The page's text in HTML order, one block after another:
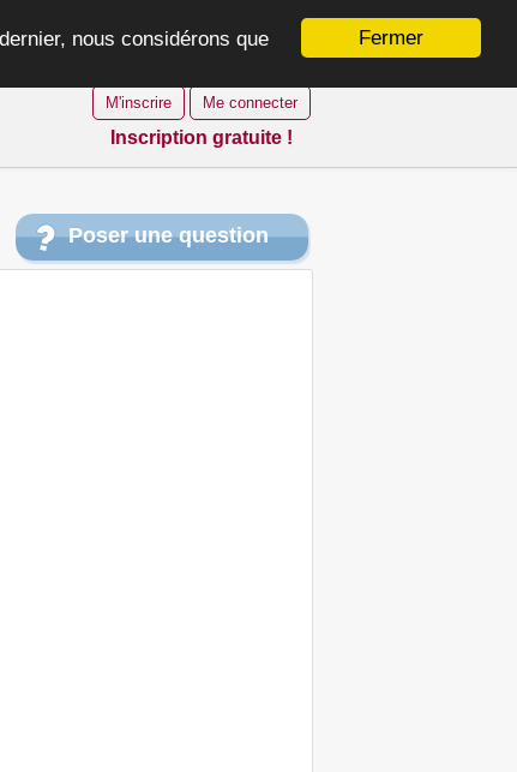
Fermer
nous considérons que
M'inscrire Me connecter
Inscription gratuite !
Poser une question